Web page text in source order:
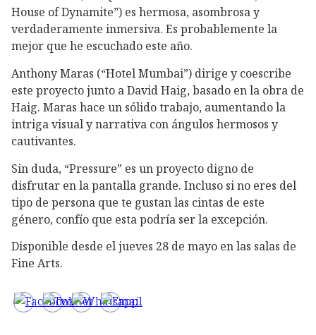
House of Dynamite”) es hermosa, asombrosa y
verdaderamente inmersiva. Es probablemente la
mejor que he escuchado este año.
Anthony Maras (“Hotel Mumbai”) dirige y coescribe
este proyecto junto a David Haig, basado en la obra de
Haig. Maras hace un sólido trabajo, aumentando la
intriga visual y narrativa con ángulos hermosos y
cautivantes.
Sin duda, “Pressure” es un proyecto digno de
disfrutar en la pantalla grande. Incluso si no eres del
tipo de persona que te gustan las cintas de este
género, confío que esta podría ser la excepción.
Disponible desde el jueves 28 de mayo en las salas de
Fine Arts.